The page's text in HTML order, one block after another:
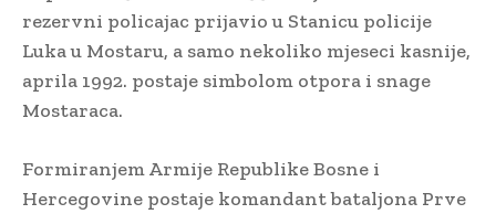
rezervni policajac prijavio u Stanicu policije
Luka u Mostaru, a samo nekoliko mjeseci kasnije,
aprila 1992. postaje simbolom otpora i snage
Mostaraca.
Formiranjem Armije Republike Bosne i
Hercegovine postaje komandant bataljona Prve